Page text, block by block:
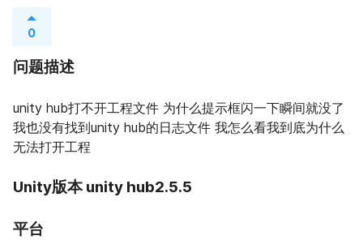
0
问题描述
unity hub打不开工程文件 为什么提示框闪一下瞬间就没了
我也没有找到unity hub的日志文件 我怎么看我到底为什么
无法打开工程
Unity版本 unity hub2.5.5
平台